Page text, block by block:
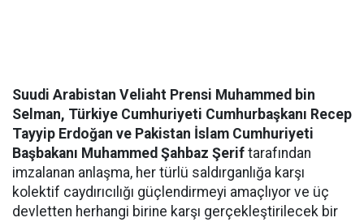
Suudi Arabistan Veliaht Prensi Muhammed bin
Selman, Türkiye Cumhuriyeti Cumhurbaşkanı Recep
Tayyip Erdoğan ve Pakistan İslam Cumhuriyeti
Başbakanı Muhammed Şahbaz Şerif tarafından
imzalanan anlaşma, her türlü saldırganlığa karşı
kolektif caydırıcılığı güçlendirmeyi amaçlıyor ve üç
devletten herhangi birine karşı gerçekleştirilecek bir